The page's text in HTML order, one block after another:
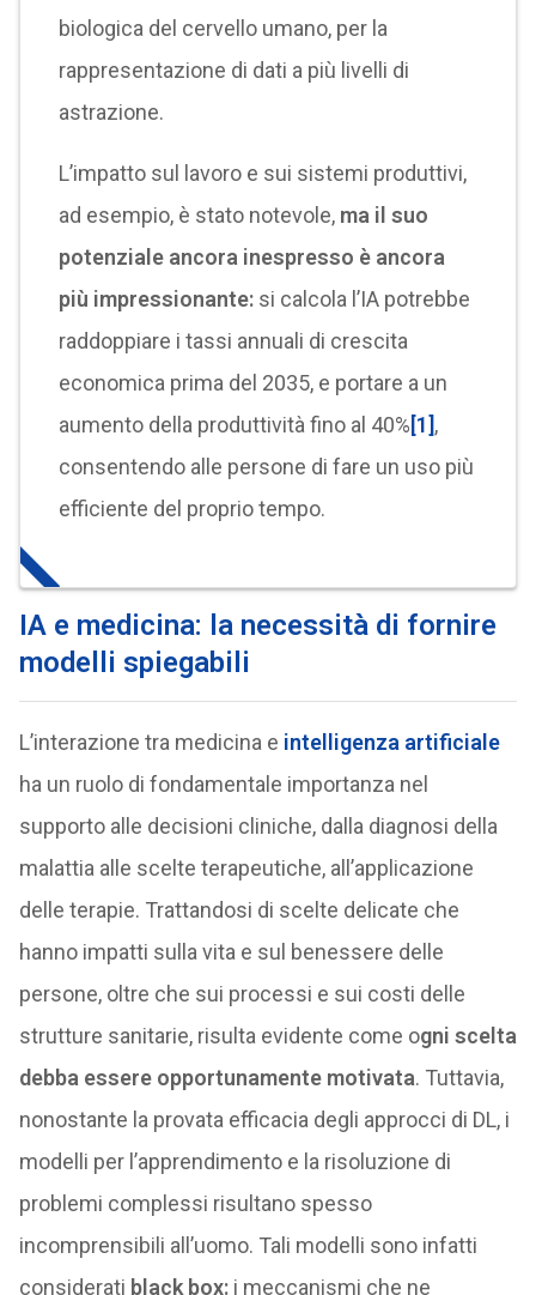
biologica del cervello umano, per la
rappresentazione di dati a più livelli di
astrazione.
L’impatto sul lavoro e sui sistemi produttivi,
ad esempio, è stato notevole, ma il suo
potenziale ancora inespresso è ancora
più impressionante: si calcola l’IA potrebbe
raddoppiare i tassi annuali di crescita
economica prima del 2035, e portare a un
aumento della produttività fino al 40%[1],
consentendo alle persone di fare un uso più
efficiente del proprio tempo.
IA e medicina: la necessità di fornire
modelli spiegabili
L’interazione tra medicina e intelligenza artificiale
ha un ruolo di fondamentale importanza nel
supporto alle decisioni cliniche, dalla diagnosi della
malattia alle scelte terapeutiche, all’applicazione
delle terapie. Trattandosi di scelte delicate che
hanno impatti sulla vita e sul benessere delle
persone, oltre che sui processi e sui costi delle
strutture sanitarie, risulta evidente come ogni scelta
debba essere opportunamente motivata. Tuttavia,
nonostante la provata efficacia degli approcci di DL, i
modelli per l’apprendimento e la risoluzione di
problemi complessi risultano spesso
incomprensibili all’uomo. Tali modelli sono infatti
considerati black box: i meccanismi che ne